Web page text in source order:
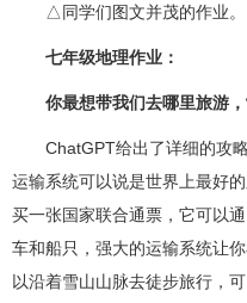
△同学们图文并茂的作业。
七年级地理作业：
你最想带我们去哪里旅游
ChatGPT给出了详细的攻
运输系统可以说是世界上最好
买一张国家联合通票，它可以
车和船只，强大的运输系统让
以沿着雪山山脉去徒步旅行，